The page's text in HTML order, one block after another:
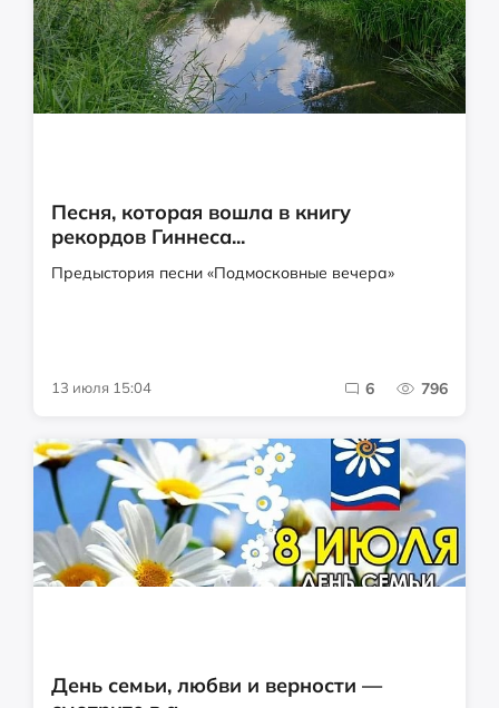
Песня, которая вошла в книгу
рекордов Гиннеса...
Предыстория песни «Подмосковные вечера»
13 июля 15:04 6 796
День семьи, любви и верности —